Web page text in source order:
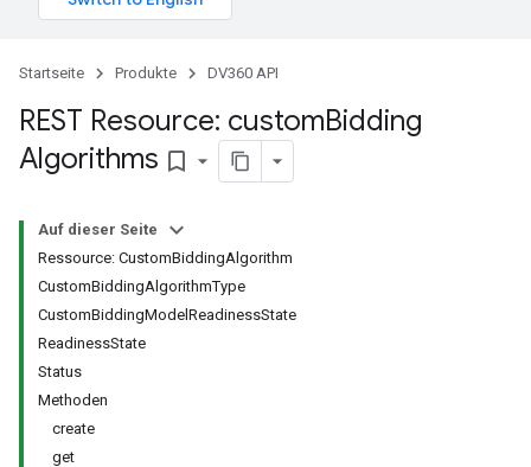
Startseite Produkte DV360 API
REST Resource: customBidding
Algorithms bookmark_border
Auf dieser Seite
Ressource: CustomBiddingAlgorithm
CustomBiddingAlgorithmType
CustomBiddingModelReadinessState
ReadinessState
Status
Methoden
create
get